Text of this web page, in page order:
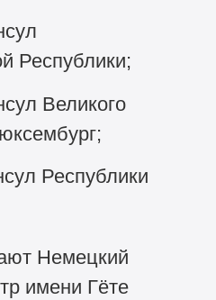
Республики;
Великого
Республики
Немецкий
имени Гёте